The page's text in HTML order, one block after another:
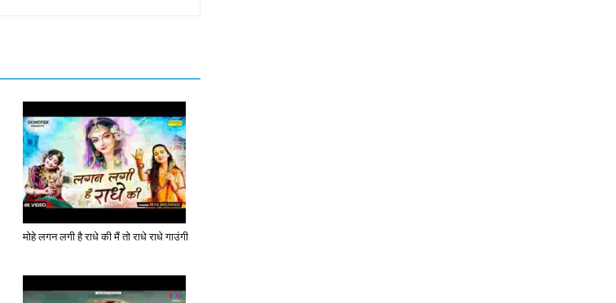
मोहे लगन लगी है राधे की मैं तो राधे राधे गाउंगी